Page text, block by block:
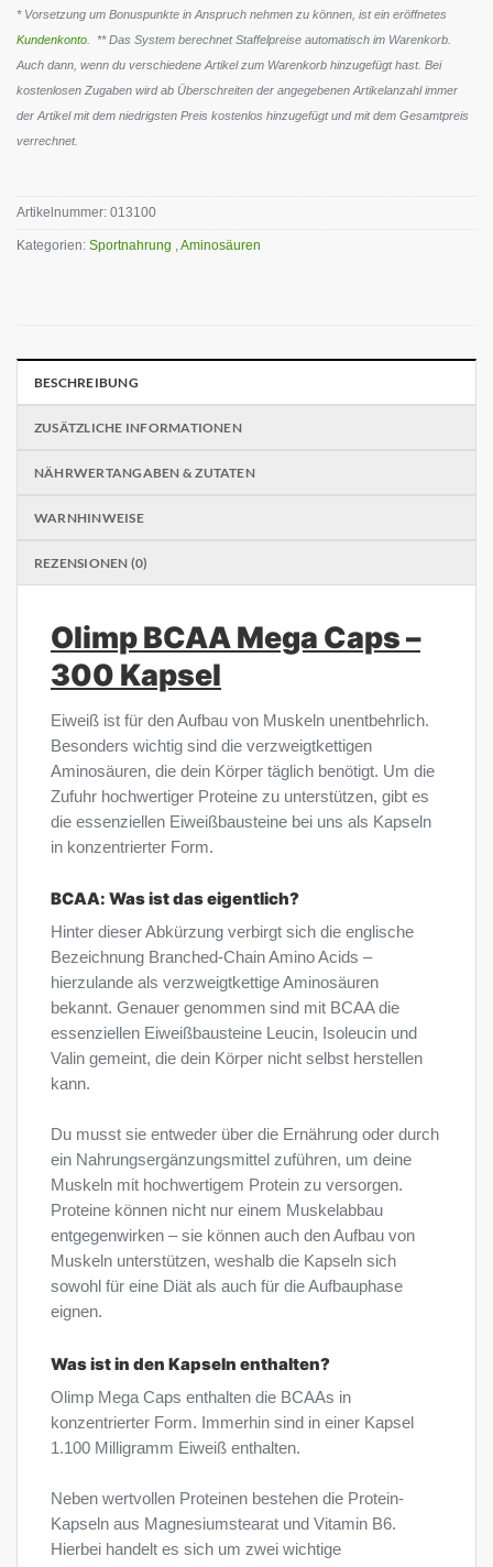
* Vorsetzung um Bonuspunkte in Anspruch nehmen zu können, ist ein eröffnetes
Kundenkonto . ** Das System berechnet Staffelpreise automatisch im Warenkorb.
Auch dann, wenn du verschiedene Artikel zum Warenkorb hinzugefügt hast. Bei
kostenlosen Zugaben wird ab Überschreiten der angegebenen Artikelanzahl immer
der Artikel mit dem niedrigsten Preis kostenlos hinzugefügt und mit dem Gesamtpreis
verrechnet.
Artikelnummer: 013100
Kategorien: Sportnahrung ,Aminosäuren
BESCHREIBUNG
ZUSÄTZLICHE INFORMATIONEN
NÄHRWERTANGABEN & ZUTATEN
WARNHINWEISE
REZENSIONEN (0)
Olimp BCAA Mega Caps –
300 Kapsel
Eiweiß ist für den Aufbau von Muskeln unentbehrlich.
Besonders wichtig sind die verzweigtkettigen
Aminosäuren, die dein Körper täglich benötigt. Um die
Zufuhr hochwertiger Proteine zu unterstützen, gibt es
die essenziellen Eiweißbausteine bei uns als Kapseln
in konzentrierter Form.
BCAA: Was ist das eigentlich?
Hinter dieser Abkürzung verbirgt sich die englische
Bezeichnung Branched-Chain Amino Acids –
hierzulande als verzweigtkettige Aminosäuren
bekannt. Genauer genommen sind mit BCAA die
essenziellen Eiweißbausteine Leucin, Isoleucin und
Valin gemeint, die dein Körper nicht selbst herstellen
kann.
Du musst sie entweder über die Ernährung oder durch
ein Nahrungsergänzungsmittel zuführen, um deine
Muskeln mit hochwertigem Protein zu versorgen.
Proteine können nicht nur einem Muskelabbau
entgegenwirken – sie können auch den Aufbau von
Muskeln unterstützen, weshalb die Kapseln sich
sowohl für eine Diät als auch für die Aufbauphase
eignen.
Was ist in den Kapseln enthalten?
Olimp Mega Caps enthalten die BCAAs in
konzentrierter Form. Immerhin sind in einer Kapsel
1.100 Milligramm Eiweiß enthalten.
Neben wertvollen Proteinen bestehen die Protein-
Kapseln aus Magnesiumstearat und Vitamin B6.
Hierbei handelt es sich um zwei wichtige